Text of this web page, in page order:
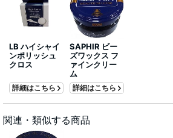
LB ハイシャイ
ンポリッシュ
クロス
詳細はこちら
SAPHIR ビー
ズワックス フ
ァインクリー
ム
詳細はこちら
関連・類似する商品